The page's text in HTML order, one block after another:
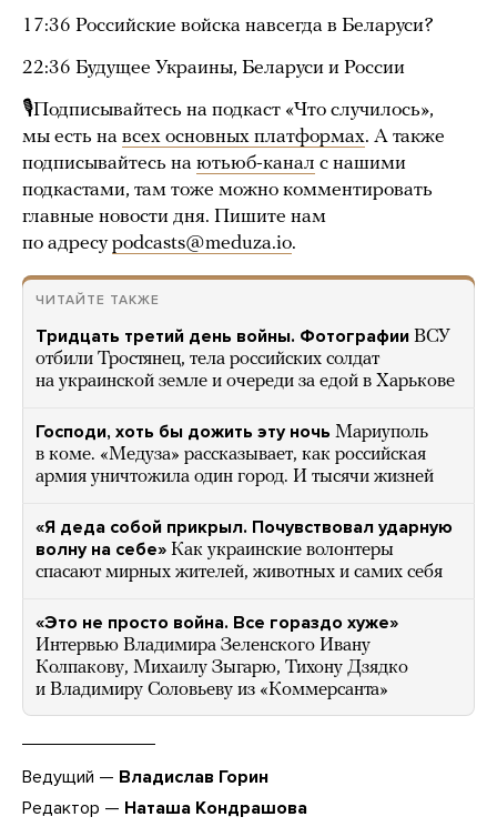
17:36 Российские войска навсегда в Беларуси?
22:36 Будущее Украины, Беларуси и России
🎙Подписывайтесь на подкаст «Что случилось»,
мы есть на всех основных платформах. А также
подписывайтесь на ютьюб-канал с нашими
подкастами, там тоже можно комментировать
главные новости дня. Пишите нам
по адресуpodcasts@meduza.io.
ЧИТАЙТЕ ТАКЖЕ
Тридцать третий день войны. Фотографии ВСУ
отбили Тростянец, тела российских солдат
на украинской земле и очереди за едой в Харькове
Господи, хоть бы дожить эту ночь Мариуполь
в коме. «Медуза» рассказывает, как российская
армия уничтожила один город. И тысячи жизней
«Я деда собой прикрыл. Почувствовал ударную
волну на себе» Как украинские волонтеры
спасают мирных жителей, животных и самих себя
«Это не просто война. Все гораздо хуже»
Интервью Владимира Зеленского Ивану
Колпакову, Михаилу Зыгарю, Тихону Дзядко
и Владимиру Соловьеву из «Коммерсанта»
Ведущий — Владислав Горин
Редактор — Наташа Кондрашова